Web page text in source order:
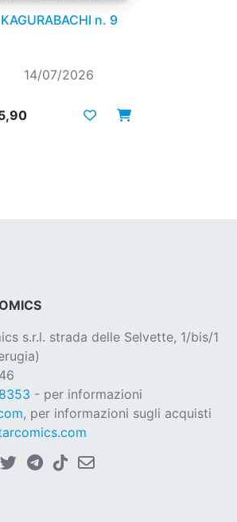
KAGURABACHI n. 9
14/07/2026
s.r.l. strada delle Selvette, 1/bis/1
- per informazioni
, per informazioni sugli acquisti